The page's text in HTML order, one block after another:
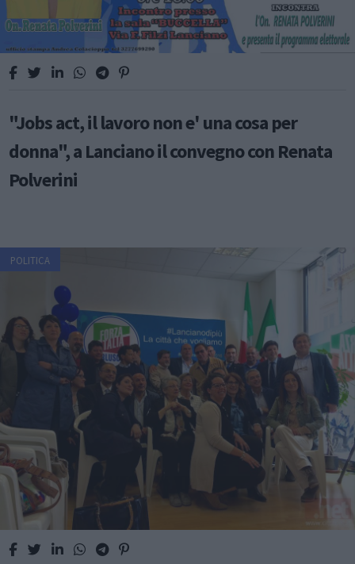
"Jobs act, il lavoro non e' una cosa per
donna", a Lanciano il convegno con Renata
Polverini
POLITICA